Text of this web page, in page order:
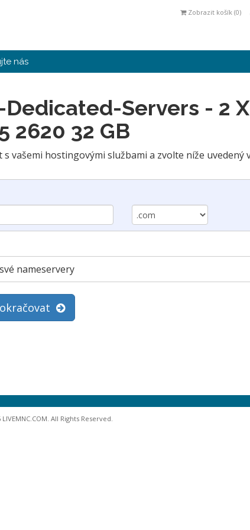
Zobrazit košík (0)
nás
Servers - 2
2620 32 GB
vašemi hostingovými službami a zvolte níže uvedený
nameservery
All Rights Reserved.